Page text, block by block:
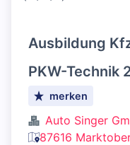
Ausbildung
PKW-Technik
merken
Auto Singer
87616